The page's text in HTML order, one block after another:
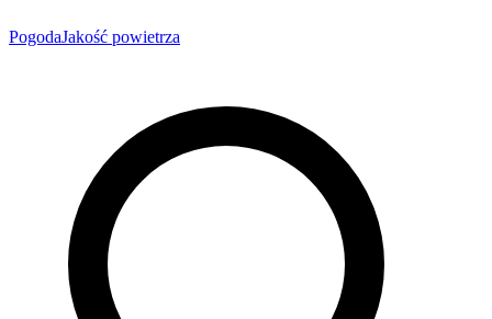
PogodaJakość powietrza